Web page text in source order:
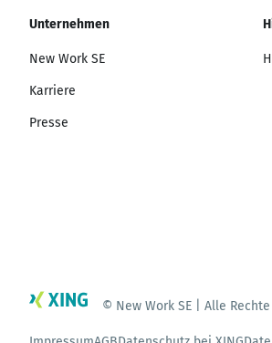
Unternehmen
New Work SE
Karriere
Presse
© New Work SE | Alle